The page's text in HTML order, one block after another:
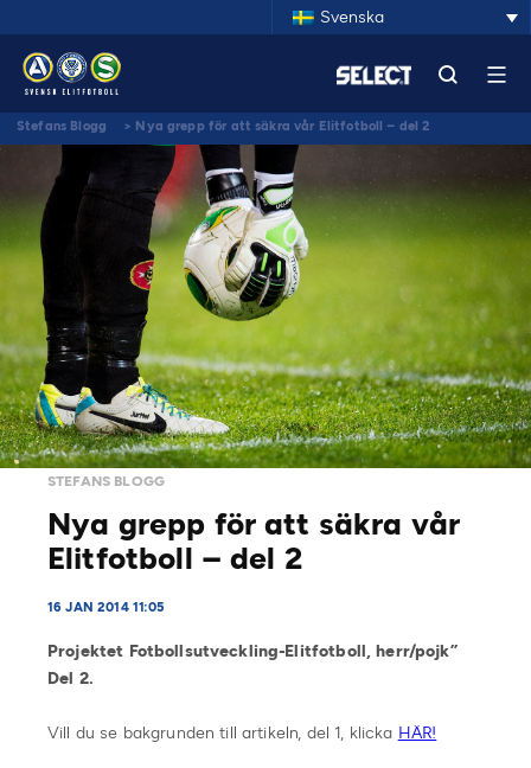
Svenska
Stefans Blogg > Nya grepp för att säkra vår Elitfotboll – del 2
STEFANS BLOGG
Nya grepp för att säkra vår
Elitfotboll – del 2
16 JAN 2014 11:05
Projektet Fotbollsutveckling-Elitfotboll, herr/pojk”
Del 2.
Vill du se bakgrunden till artikeln, del 1, klicka HÄR!